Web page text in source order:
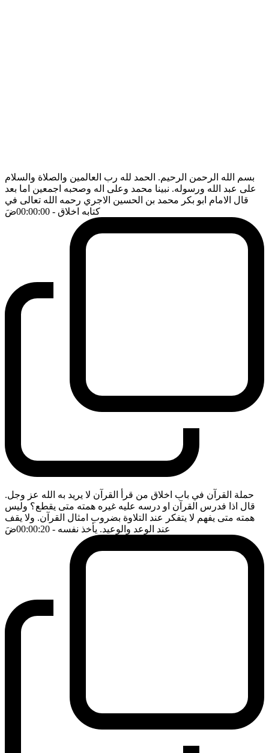
بسم الله الرحمن الرحيم. الحمد لله رب العالمين والصلاة والسلام
على عبد الله ورسوله. نبينا محمد وعلى اله وصحبه اجمعين اما بعد
قال الامام ابو بكر محمد بن الحسين الاجري رحمه الله تعالى في
كتابه اخلاق - 00:00:00 ضَ
حملة القرآن في باب اخلاق من قرأ القرآن لا يريد به الله عز وجل.
قال اذا فدرس القرآن او درسه عليه غيره همته متى يقطع؟ وليس
همته متى يفهم لا يتفكر عند التلاوة بضروب امثال القرآن. ولا يقف
عند الوعد والوعيد. يأخذ نفسه - 00:00:20 ضَ